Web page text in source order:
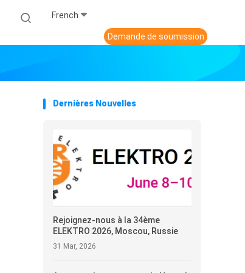
French
Demande de soumission
Dernières Nouvelles
Rejoignez-nous à la 34ème
ELEKTRO 2026, Moscou, Russie
31 Mar, 2026